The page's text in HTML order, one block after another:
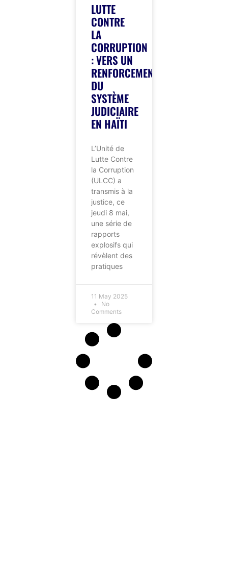
LUTTE
CONTRE
LA
CORRUPTION
: VERS UN
RENFORCEMENT
DU
SYSTÈME
JUDICIAIRE
EN HAÏTI
L’Unité de
Lutte Contre
la Corruption
(ULCC) a
transmis à la
justice, ce
jeudi 8 mai,
une série de
rapports
explosifs qui
révèlent des
pratiques
11 May 2025
No
Comments